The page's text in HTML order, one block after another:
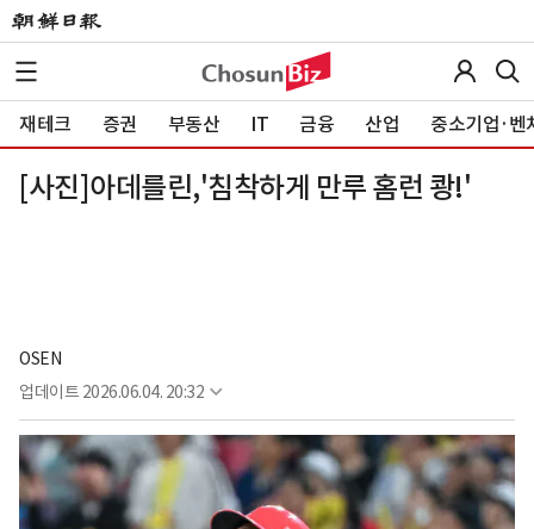
재테크 증권 부동산 IT 금융 산업 중소기업·벤
[사진]아데를린,'침착하게 만루 홈런 쾅!'
OSEN
업데이트 2026.06.04. 20:32